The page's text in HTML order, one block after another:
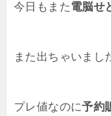
今日もまた電脳せ
また出ちゃいまし
プレ値なのに予約